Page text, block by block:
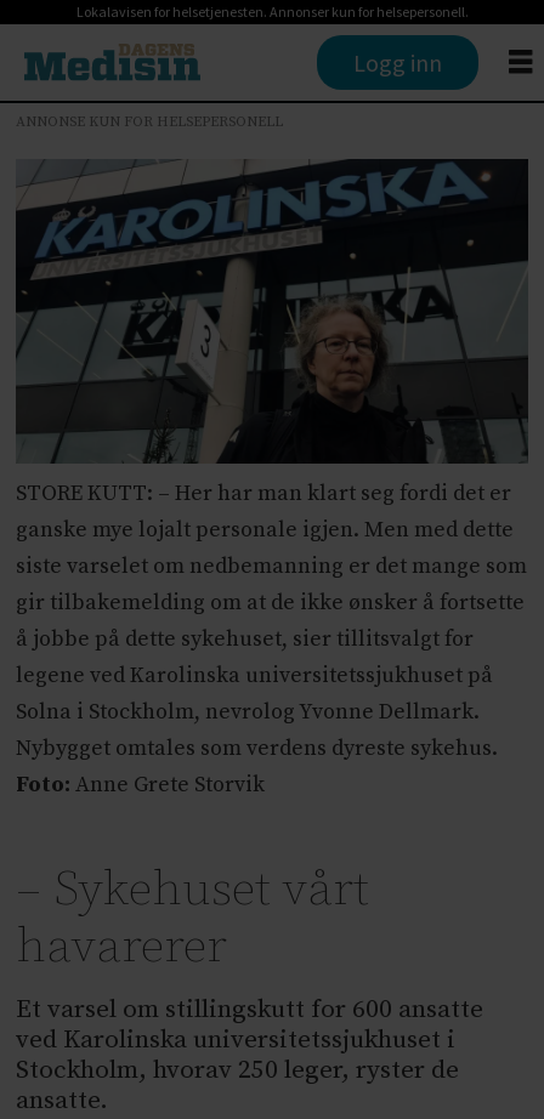
Lokalavisen for helsetjenesten. Annonser kun for helsepersonell.
Logg inn
ANNONSE KUN FOR HELSEPERSONELL
STORE KUTT: – Her har man klart seg fordi det er
ganske mye lojalt personale igjen. Men med dette
siste varselet om nedbemanning er det mange som
gir tilbakemelding om at de ikke ønsker å fortsette
å jobbe på dette sykehuset, sier tillitsvalgt for
legene ved Karolinska universitetssjukhuset på
Solna i Stockholm, nevrolog Yvonne Dellmark.
Nybygget omtales som verdens dyreste sykehus.
Foto: Anne Grete Storvik
– Sykehuset vårt
havarerer
Et varsel om stillingskutt for 600 ansatte
ved Karolinska universitetssjukhuset i
Stockholm, hvorav 250 leger, ryster de
ansatte.